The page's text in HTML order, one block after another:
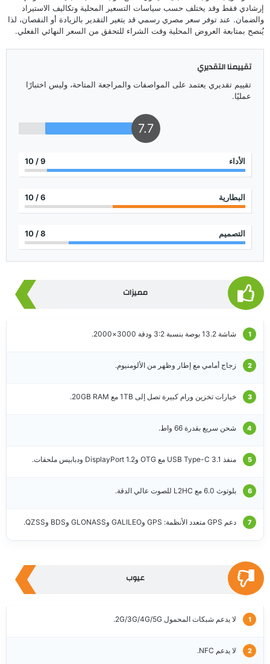
إرشادي فقط وقد يختلف حسب سياسات التسعير المحلية وتكاليف الاستيراد
والضمان. عند توفر سعر مصري رسمي قد يتغير التقدير بالزيادة أو النقصان، لذا
يُنصح بمتابعة العروض المحلية وقت الشراء للتحقق من السعر النهائي الفعلي.
تقييمنا التقديري
تقييم تقديري يعتمد على المواصفات والمراجعة المتاحة، وليس اختبارًا
عمليًا.
7.7
الأداء 9
/ 10
البطارية 6
/ 10
التصميم 8
/ 10
مميزات
شاشة 13.2 بوصة بنسبة 3:2 ودقة 3000×2000.
زجاج أمامي مع إطار وظهر من الألومنيوم.
خيارات تخزين ورام كبيرة تصل إلى 1TB مع 20GB RAM.
شحن سريع بقدرة 66 واط.
منفذ USB Type-C 3.1 مع OTG وDisplayPort 1.2 ودبابيس ملحقات.
بلوتوث 6.0 مع L2HC للصوت عالي الدقة.
دعم GPS متعدد الأنظمة: GPS وGALILEO وGLONASS وBDS وQZSS.
عيوب
لا يدعم شبكات المحمول 2G/3G/4G/5G.
لا يدعم NFC.